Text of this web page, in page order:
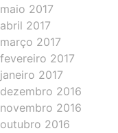
maio 2017
abril 2017
março 2017
fevereiro 2017
janeiro 2017
dezembro 2016
novembro 2016
outubro 2016